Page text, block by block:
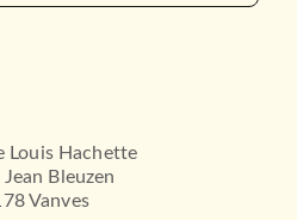
Louis Hachette
Bleuzen
Vanves